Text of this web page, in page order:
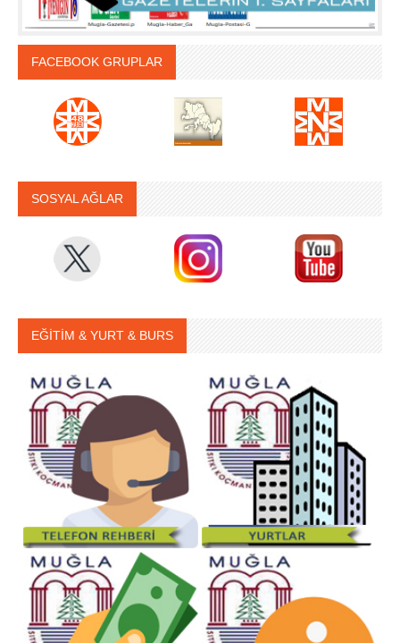
FACEBOOK GRUPLAR
SOSYAL AĞLAR
EĞİTİM & YURT & BURS